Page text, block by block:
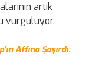
artık
vurguluyor.
Affına Şaşırdı: